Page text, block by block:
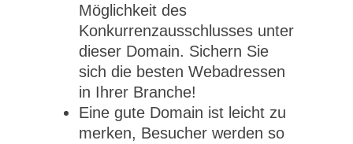
Möglichkeit des
Konkurrenzausschlusses unter
dieser Domain. Sichern Sie
sich die besten Webadressen
in Ihrer Branche!
Eine gute Domain ist leicht zu
merken, Besucher werden so